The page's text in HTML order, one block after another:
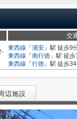
交
東西線 「 浦安 」駅 徒歩9
東西線 「 南行徳 」駅 徒
東西線 「 行徳 」駅 徒歩
辺施設